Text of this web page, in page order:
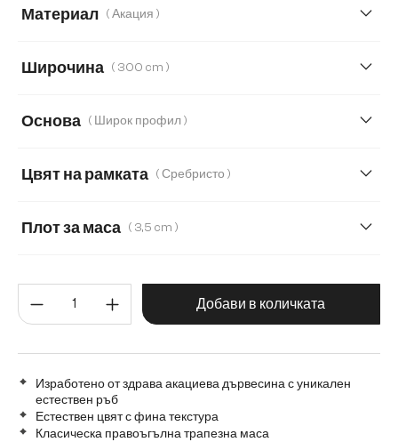
Материал ( Акация )
Широчина ( 300 cm )
280 cm
Основа ( Широк профил )
Цвят на рамката ( Сребристо )
Transparent
Плот за маса ( 3,5 cm )
Количество на продукта:
Добави в количката
Изработено от здрава акациева дървесина с уникален
естествен ръб
Естествен цвят с фина текстура
Класическа правоъгълна трапезна маса